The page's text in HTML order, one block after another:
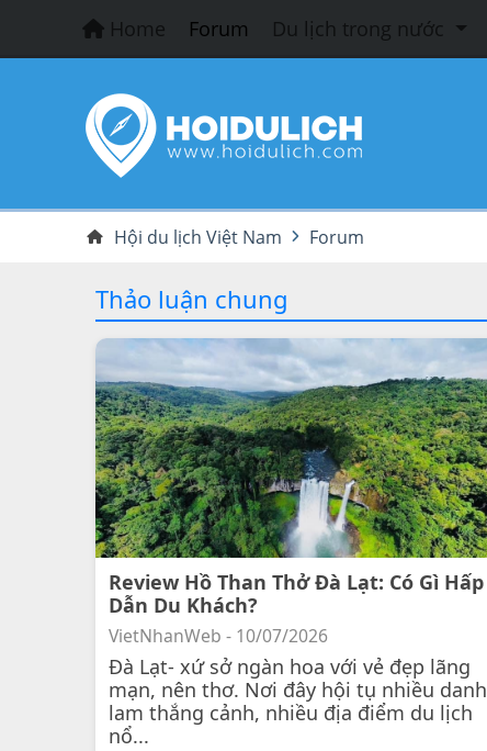
Home Forum Du lịch trong nước
Hội du lịch Việt Nam Forum
Thảo luận chung
Review Hồ Than Thở Đà Lạt: Có Gì Hấp
Dẫn Du Khách?
VietNhanWeb - 10/07/2026
Đà Lạt- xứ sở ngàn hoa với vẻ đẹp lãng
mạn, nên thơ. Nơi đây hội tụ nhiều danh
lam thắng cảnh, nhiều địa điểm du lịch
nổ...